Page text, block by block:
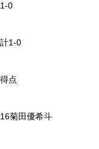
1-0
計1-0
得点
16菊田優希斗